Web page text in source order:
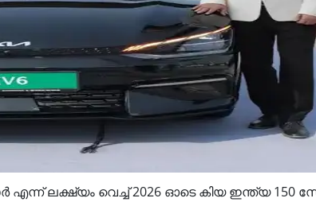
ലക്ഷ്യം വെച്ച് 2026 ഓടെ കിയ ഇന്ത്യ 150